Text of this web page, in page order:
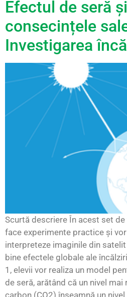
Efectul de seră și
consecințele
Investigarea
Scurtă descriere În acest set
face experimente practice și
interpreteze imaginile din
bine efectele globale ale
1, elevii vor realiza un model
de seră, arătând că un nivel
carbon (CO2) înseamnă un